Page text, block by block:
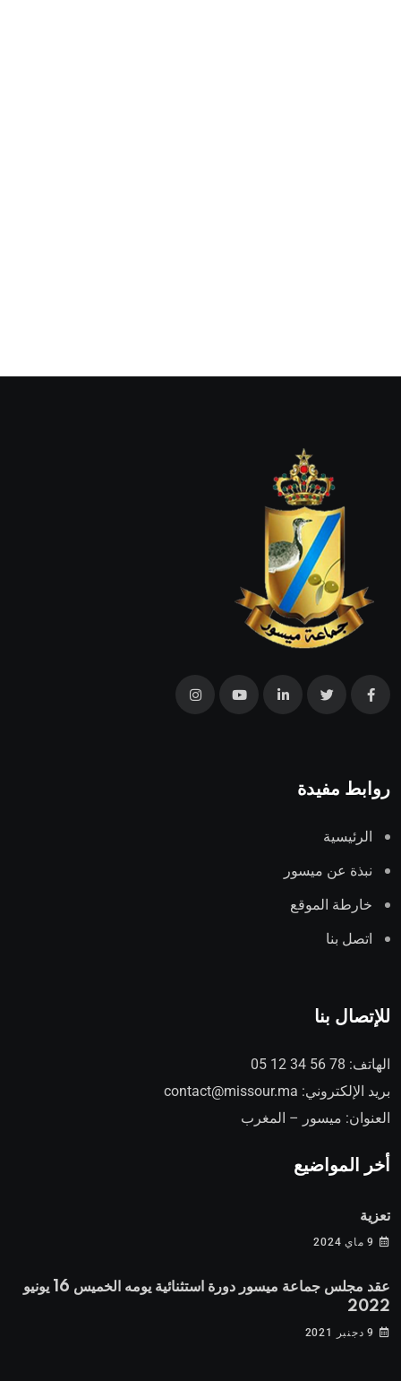
روابط مفيدة
الرئيسية
نبذة عن ميسور
خارطة الموقع
اتصل بنا
للإتصال بنا
الهاتف: 78 56 34 12 05
بريد الإلكتروني: contact@missour.ma
العنوان: ميسور – المغرب
أخر المواضيع
تعزية
9 ماي 2024
عقد مجلس جماعة ميسور دورة استثنائية يومه الخميس 16 يونيو
2022
9 دجنبر 2021